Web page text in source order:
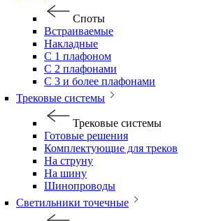
Споты
Встраиваемые
Накладные
С 1 плафоном
С 2 плафонами
С 3 и более плафонами
Трековые системы
Трековые системы
Готовые решения
Комплектующие для треков
На струну
На шину
Шинопроводы
Светильники точечные